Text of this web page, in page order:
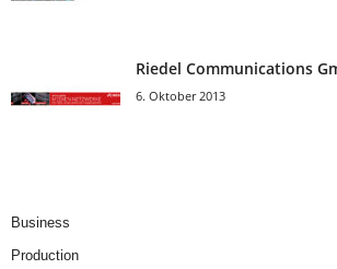
Riedel Communica­tions
6. Oktober 2013
Business
Production